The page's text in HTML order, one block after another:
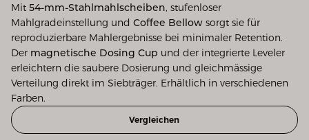
Mit 54-mm-Stahlmahlscheiben, stufenloser
Mahlgradeinstellung und Coffee Bellow sorgt sie für
reproduzierbare Mahlergebnisse bei minimaler Retention.
Der magnetische Dosing Cup und der integrierte Leveler
erleichtern die saubere Dosierung und gleichmässige
Verteilung direkt im Siebträger. Erhältlich in verschiedenen
Farben.
Vergleichen